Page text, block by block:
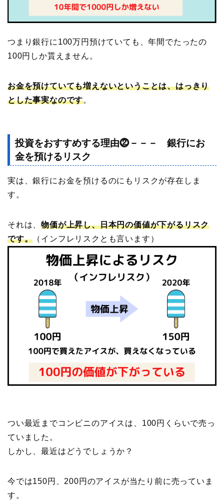
つまり銀行に100万円預けていても、年間でたったの
100円しか貰えません。
お金を預けていても増えないということは、はっきり
とした事実なのです。
投資をおすすめする理由⓶－－－ 銀行にお
金を預けるリスク
実は、銀行にお金を預けるのにもリスクが存在しま
す。
それは、物価が上昇し、日本円の価値が下がるリスク
です。 （インフレリスクとも言います）
つい最近までコンビニのアイスは、100円くらいで売っ
ていました。
しかし、最近はどうでしょうか？
今では150円、200円のアイスが当たり前に売っていま
す。